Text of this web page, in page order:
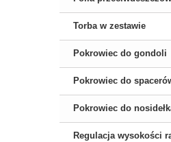
Torba w zestawie
Pokrowiec do gondoli
Pokrowiec do
Pokrowiec do
Regulacja wysokości